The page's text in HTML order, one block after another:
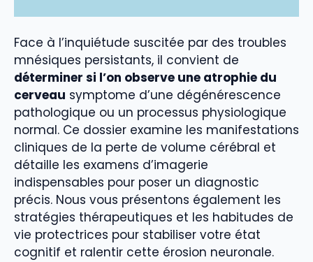
Face à l’inquiétude suscitée par des troubles
mnésiques persistants, il convient de
déterminer si l’on observe une atrophie du
cerveau symptome d’une dégénérescence
pathologique ou un processus physiologique
normal. Ce dossier examine les manifestations
cliniques de la perte de volume cérébral et
détaille les examens d’imagerie
indispensables pour poser un diagnostic
précis. Nous vous présentons également les
stratégies thérapeutiques et les habitudes de
vie protectrices pour stabiliser votre état
cognitif et ralentir cette érosion neuronale.